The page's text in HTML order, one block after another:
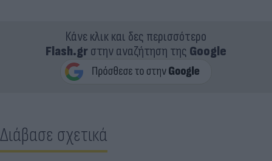
Κάνε κλικ και δες περισσότερο
Flash.grστην αναζήτηση της Google
Διάβασε σχετικά